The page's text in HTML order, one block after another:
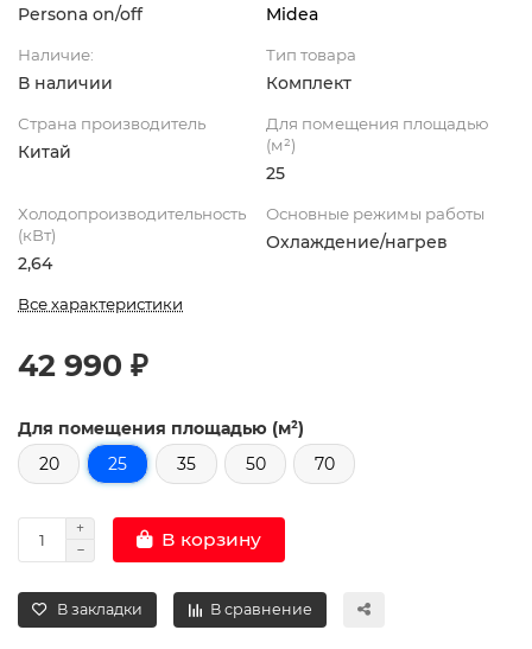
Persona on/off Midea
Наличие:
В наличии
Тип товара
Комплект
Страна производитель
Китай
Для помещения площадью
(м²)
25
Холодопроизводительность
(кВт)
2,64
Основные режимы работы
Охлаждение/нагрев
Все характеристики
42 990 ₽
Для помещения площадью (м²)
20
25 35 50 70
В корзину
В закладки В сравнение